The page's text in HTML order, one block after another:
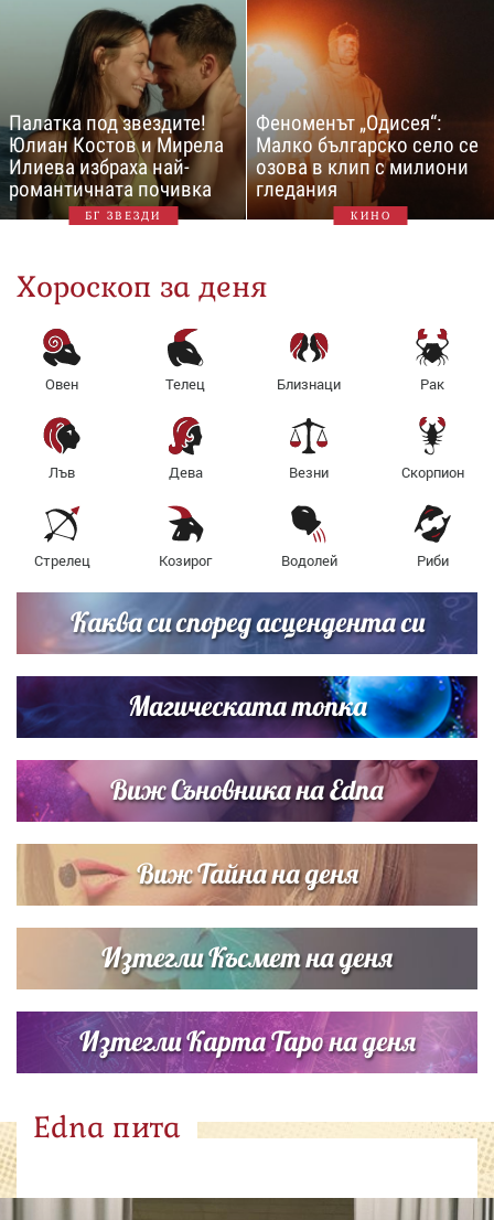
Палатка под звездите!
Юлиан Костов и Мирела
Илиева избраха най-
романтичната почивка
БГ ЗВЕЗДИ
Феноменът „Одисея“:
Малко българско село се
озова в клип с милиони
гледания
КИНО
Хороскоп за деня
Овен Телец Близнаци Рак
Лъв Дева Везни Скорпион
Стрелец Козирог Водолей Риби
Каква си според асцендента си
Магическата топка
Виж Съновника на Edna
Виж Тайна на деня
Изтегли Късмет на деня
Изтегли Карта Таро на деня
Edna пита